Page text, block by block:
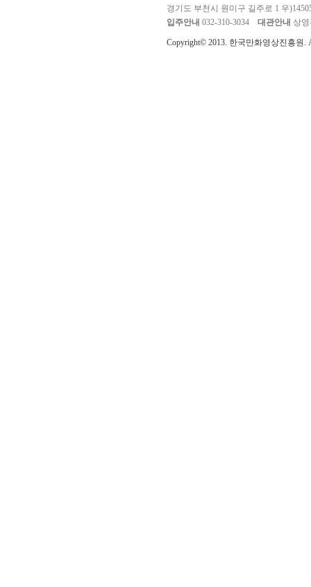
경기도 부천시 원미구 길주로 1 우
입주안내 032-310-3034 대관안내 상영
Copyright© 2013. 한국만화영상진흥원.